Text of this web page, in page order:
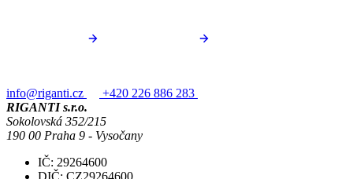
info@riganti.cz
+420 226 886 283
RIGANTI s.r.o.
Sokolovská 352/215
190 00 Praha 9 - Vysočany
IČ: 29264600